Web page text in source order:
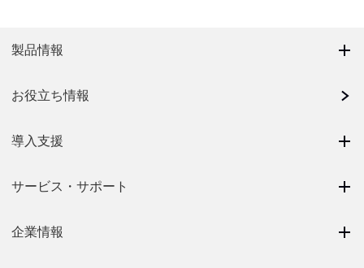
製品情報
お役立ち情報
導入支援
サービス・サポート
企業情報